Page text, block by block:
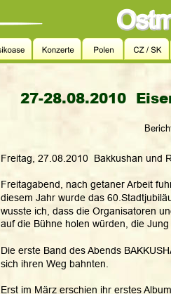
27-28.08.2010
Freitag, 27.08.2010  Bakkushan und
Freitagabend, nach getaner Arbeit
diesem Jahr wurde das
wusste ich, dass die Organisatoren
auf die Bühne holen würden, die
Die erste Band des Abends
sich ihren Weg bahnten.
Erst im März erschien ihr erstes